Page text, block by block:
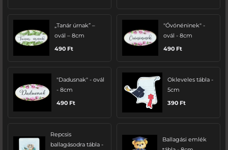
„Tanár úrnak” –
ovál – 8cm
490 Ft
"Óvónéninek" -
ovál - 8cm
490 Ft
"Dadusnak" - ovál
- 8cm
490 Ft
Okleveles tábla -
5cm
390 Ft
Repcsis
ballagásodra tábla -
Ballagási emlék